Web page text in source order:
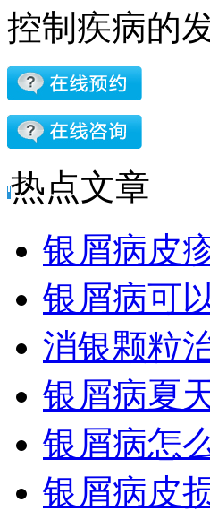
控制疾病的
热点文章
银屑病皮
银屑病可
消银颗粒
银屑病夏
银屑病怎
银屑病皮